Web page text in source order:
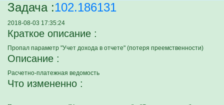
Задача :102.186131
2018-08-03 17:35:24
Краткое описание :
Пропал параметр "Учет дохода в отчете" (потеря преемственности)
Описание :
Расчетно-платежная ведомость
Что измененно :